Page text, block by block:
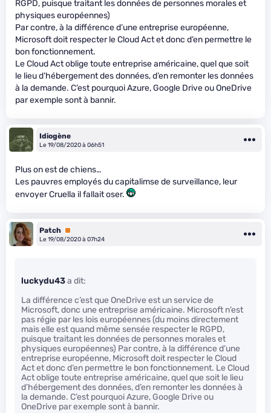
RGPD, puisque traitant les données de personnes morales et
physiques européennes)
Par contre, à la différence d’une entreprise européenne,
Microsoft doit respecter le Cloud Act et donc d’en permettre le
bon fonctionnement.
Le Cloud Act oblige toute entreprise américaine, quel que soit
le lieu d’hébergement des données, d’en remonter les données
à la demande. C’est pourquoi Azure, Google Drive ou OneDrive
par exemple sont à bannir.
Idiogène
Le 19/08/2020 à 06h51
Plus on est de chiens…
Les pauvres employés du capitalimse de surveillance, leur
envoyer Cruella il fallait oser.
Patch Premium
Le 19/08/2020 à 07h24
luckydu43a dit:
La différence c’est que OneDrive est un service de
Microsoft, donc une entreprise américaine. Microsoft n’est
pas régie par les lois européennes (du moins directement
mais elle est quand même sensée respecter le RGPD,
puisque traitant les données de personnes morales et
physiques européennes) Par contre, à la différence d’une
entreprise européenne, Microsoft doit respecter le Cloud
Act et donc d’en permettre le bon fonctionnement. Le Cloud
Act oblige toute entreprise américaine, quel que soit le lieu
d’hébergement des données, d’en remonter les données à
la demande. C’est pourquoi Azure, Google Drive ou
OneDrive par exemple sont à bannir.